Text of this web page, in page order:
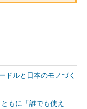
ドルと日本のモノづく
もに「誰でも使え